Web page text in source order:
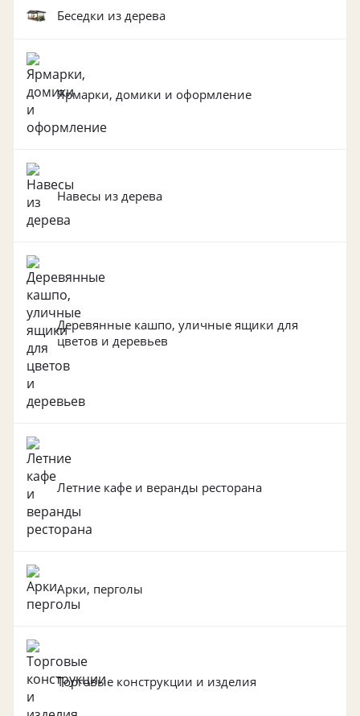
Беседки из дерева
Ярмарки, домики и оформление
Навесы из дерева
Деревянные кашпо, уличные ящики для
цветов и деревьев
Летние кафе и веранды ресторана
Арки, перголы
Торговые конструкции и изделия